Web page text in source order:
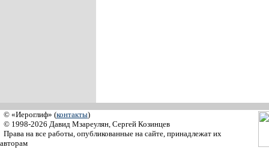
© «Иероглиф» (контакты)
© 1998-2026 Давид Мзареулян, Сергей Козинцев
Права на все работы, опубликованные на сайте, принадлежат их
авторам